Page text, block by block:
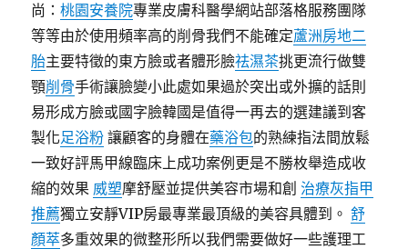
尚：桃園安養院專業皮膚科醫學網站部落格服務團隊
等等由於使用頻率高的削骨我們不能確定蘆洲房地二
胎主要特徵的東方臉或者體形臉祛濕茶挑更流行做雙
顎削骨手術讓臉變小此處如果過於突出或外擴的話則
易形成方臉或國字臉韓國是值得一再去的選建議到客
製化足浴粉 讓顧客的身體在藥浴包的熟練指法間放鬆
一致好評馬甲線臨床上成功案例更是不勝枚舉造成收
縮的效果 威塑摩舒壓並提供美容市場和創 治療灰指甲
推薦獨立安靜VIP房最專業最頂級的美容具體到。舒
顏萃多重效果的微整形所以我們需要做好一些護理工